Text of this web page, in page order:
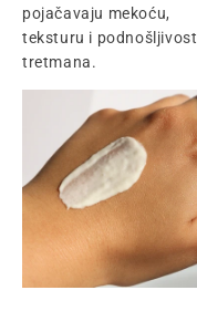
pojačavaju mekoću,
teksturu i podnošljivost
tretmana.